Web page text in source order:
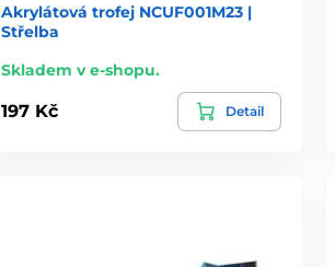
Akrylátová trofej NCUF001M23 |
Střelba
Skladem v e-shopu.
197 Kč Detail